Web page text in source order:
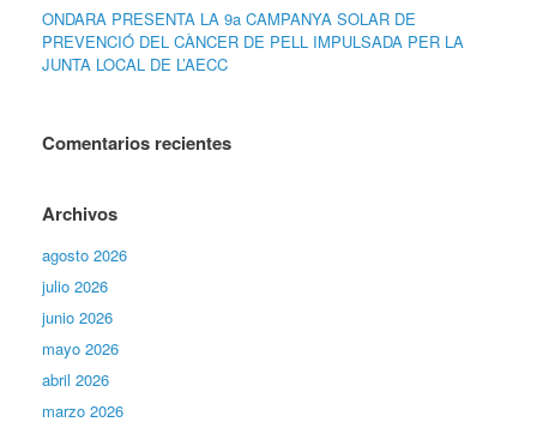
ONDARA PRESENTA LA 9a CAMPANYA SOLAR DE
PREVENCIÓ DEL CÀNCER DE PELL IMPULSADA PER LA
JUNTA LOCAL DE L’AECC
Comentarios recientes
Archivos
agosto 2026
julio 2026
junio 2026
mayo 2026
abril 2026
marzo 2026